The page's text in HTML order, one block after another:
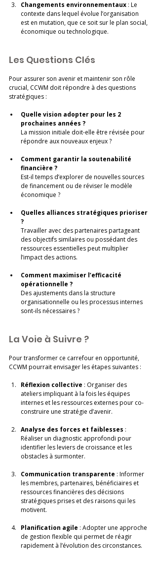
Changements environnementaux : Le
contexte dans lequel évolue l’organisation
est en mutation, que ce soit sur le plan social,
économique ou technologique.
Les Questions Clés
Pour assurer son avenir et maintenir son rôle
crucial, CCWM doit répondre à des questions
stratégiques :
Quelle vision adopter pour les 2
prochaines années ?
La mission initiale doit-elle être révisée pour
répondre aux nouveaux enjeux ?
Comment garantir la soutenabilité
financière ?
Est-il temps d’explorer de nouvelles sources
de financement ou de réviser le modèle
économique ?
Quelles alliances stratégiques prioriser
?
Travailler avec des partenaires partageant
des objectifs similaires ou possédant des
ressources essentielles peut multiplier
l’impact des actions.
Comment maximiser l’efficacité
opérationnelle ?
Des ajustements dans la structure
organisationnelle ou les processus internes
sont-ils nécessaires ?
La Voie à Suivre ?
Pour transformer ce carrefour en opportunité,
CCWM pourrait envisager les étapes suivantes :
Réflexion collective : Organiser des
ateliers impliquant à la fois les équipes
internes et les ressources externes pour co-
construire une stratégie d’avenir.
Analyse des forces et faiblesses :
Réaliser un diagnostic approfondi pour
identifier les leviers de croissance et les
obstacles à surmonter.
Communication transparente : Informer
les membres, partenaires, bénéficiaires et
ressources financières des décisions
stratégiques prises et des raisons qui les
motivent.
Planification agile : Adopter une approche
de gestion flexible qui permet de réagir
rapidement à l’évolution des circonstances.